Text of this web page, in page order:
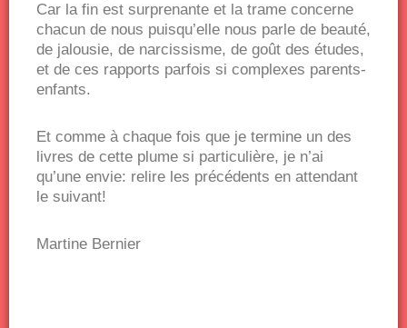
Car la fin est surprenante et la trame concerne
chacun de nous puisqu’elle nous parle de beauté,
de jalousie, de narcissisme, de goût des études,
et de ces rapports parfois si complexes parents-
enfants.
Et comme à chaque fois que je termine un des
livres de cette plume si particulière, je n’ai
qu’une envie: relire les précédents en attendant
le suivant!
Martine Bernier